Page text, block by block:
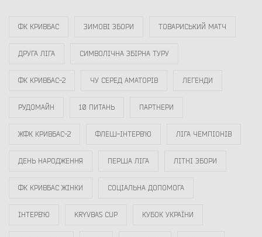
ФК КРИВБАС ЗИМОВІ ЗБОРИ ТОВАРИСЬКИЙ МАТЧ
ДРУГА ЛІГА СИМВОЛІЧНА ЗБІРНА ТУРУ
ФК КРИВБАС-2 ЧУ СЕРЕД АМАТОРІВ ЛЕГЕНДИ
РУДОМАЙН 10 ПИТАНЬ ПАРТНЕРИ
ЖФК КРИВБАС-2 ФЛЕШ-ІНТЕРВ`Ю ЛІГА ЧЕМПІОНІВ
ДЕНЬ НАРОДЖЕННЯ ПЕРША ЛІГА ЛІТНІ ЗБОРИ
ФК КРИВБАС ЖІНКИ СОЦІАЛЬНА ДОПОМОГА
ІНТЕРВ`Ю KRYVBAS CUP КУБОК УКРАЇНИ